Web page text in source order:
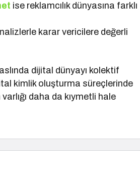
ise reklamcılık dünyasına farklı
karar vericilere değerli
dijital dünyayı kolektif
kimlik oluşturma süreçlerinde
daha da kıymetli hale